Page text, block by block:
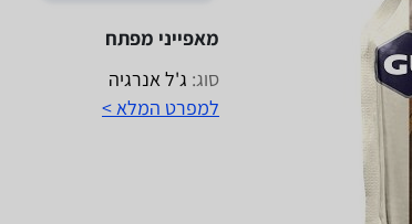
מאפייני מפתח
סוג: ג'ל אנרגיה
למפרט המלא >